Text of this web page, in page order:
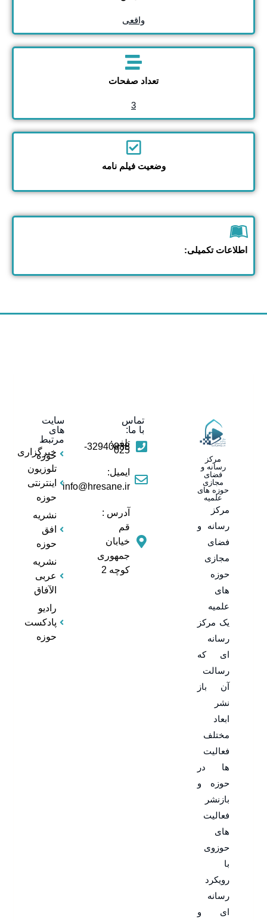
واقعی
تعداد صفحات
3
وضعیت فیلم نامه
اطلاعات تکمیلی:
مرکز
رسانه و
فضای
مجازی
حوزه های
علمیه
مرکز
رسانه و
فضای
مجازی
حوزه
های
علمیه
یک مرکز
رسانه
ای که
رسالت
آن باز
نشر
ابعاد
مختلف
فعالیت
ها در
حوزه و
بازنشر
فعالیت
های
حوزوی
با
رویکرد
رسانه
ای و
تماس
با ما:
تلفن:
32940838- 025
ایمیل:
info@hresane.ir
آدرس :
قم
خیابان
جمهوری
کوچه 2
سایت
های
مرتبط
خبرگزاری
حوزه
تلوزیون
اینترنتی
حوزه
نشریه
افق
حوزه
نشریه
عربی
الآفاق
رادیو
پادکست
حوزه